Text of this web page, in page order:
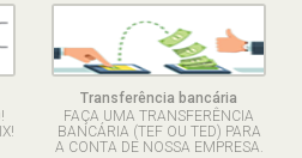
Transferência bancária
FAÇA UMA TRANSFERÊNCIA
BANCÁRIA (TEF OU TED) PARA
A CONTA DE NOSSA EMPRESA.